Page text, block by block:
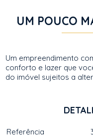
UM POUCO
Um empreendimento
conforto e lazer que
do imóvel sujeitos a
Referência